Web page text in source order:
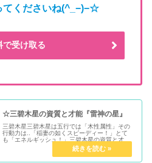
てくださいね(^_−)−☆
で受け取る
☆三碧木星の資質と才能『雷神の星』
三碧木星三碧木星は五行では「木性属性」その
行動力は..「稲妻の如くスピーディー！」とて
も「エネルギッシュ！」三碧木星の資質と才能
明るく発展的若々しくて元気！「明朗快活」方
位：「東」に廻座「朝日と発展」を意味する星